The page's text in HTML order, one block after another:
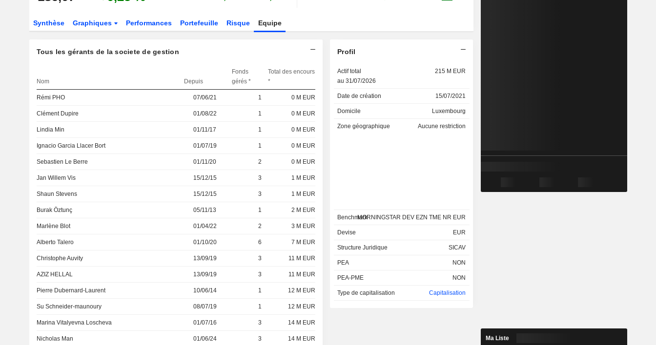
Synthèse Graphiques Performances Portefeuille Risque Equipe
Tous les gérants de la societe de gestion
Nom Depuis
Fonds
gérés *
Total des encours
*
Rémi PHO 07/06/21 1 0 M EUR
Clément Dupire 01/08/22 1 0 M EUR
Lindia Min 01/11/17 1 0 M EUR
Ignacio Garcia Llacer Bort 01/07/19 1 0 M EUR
Sebastien Le Berre 01/11/20 2 0 M EUR
Jan Willem Vis 15/12/15 3 1 M EUR
Shaun Stevens 15/12/15 3 1 M EUR
Burak Öztunç 05/11/13 1 2 M EUR
Marlène Blot 01/04/22 2 3 M EUR
Alberto Talero 01/10/20 6 7 M EUR
Christophe Auvity 13/09/19 3 11 M EUR
AZIZ HELLAL 13/09/19 3 11 M EUR
Pierre Dubernard-Laurent 10/06/14 1 12 M EUR
Su Schneider-maunoury 08/07/19 1 12 M EUR
Marina Vitalyevna Loscheva 01/07/16 3 14 M EUR
Nicholas Man 01/06/24 3 14 M EUR
Profil
Actif total
au 31/07/2026
215 M EUR
Date de création 15/07/2021
Domicile Luxembourg
Zone géographique Aucune restriction
BenchmarkMORNINGSTAR DEV EZN TME NR EUR
Devise EUR
Structure Juridique SICAV
PEA NON
PEA-PME NON
Type de capitalisation Capitalisation
Ma Liste